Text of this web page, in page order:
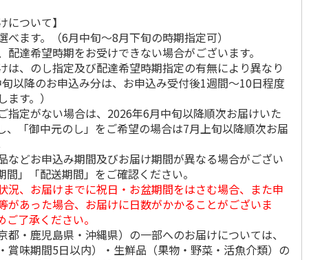
ティ スキ
ム３本セッ
4）
〈ソロソロ〉パーフ
ェクトＵＶジェル
６本
4.8（16）
２０２６ ポムポム
ウダー３個セット
5.0（1）
ハローキティ クッ
ョン３個セット
について】
ます。（6月中旬～8月下旬の時期指定可）
達希望時期をお受けできない場合がございます。
は、のし指定及び配達希望時期指定の有無により異なり
旬以降のお申込み分は、お申込み受付後1週間～10日程度
す。）
指定がない場合は、2026年6月中旬以降順次お届けいた
、「御中元のし」をご希望の場合は7月上旬以降順次お届
などお申込み期間及びお届け期間が異なる場合がござい
間」「配送期間」をご確認ください。
況、お届けまでに祝日・お盆期間をはさむ場合、また申
があった場合、お届けに日数がかかることがございま
ご了承ください。
・鹿児島県・沖縄県）の一部へのお届けについては、
賞味期間5日以内）・生鮮品（果物・野菜・活魚介類）の